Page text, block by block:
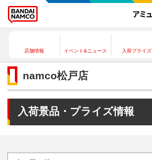
店舗情報 イベント&ニュース 入荷プライズ
namco松戸店
入荷景品・プライズ情報